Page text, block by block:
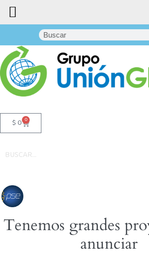
$0 0
Tenemos grandes
anunciar